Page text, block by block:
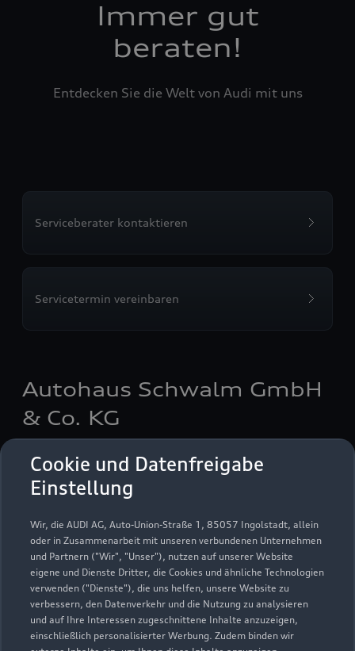
Cookie und Datenfreigabe
Einstellung
Wir, die AUDI AG, Auto-Union-Straße 1, 85057 Ingolstadt, allein
oder in Zusammenarbeit mit unseren verbundenen Unternehmen
und Partnern ("Wir", "Unser"), nutzen auf unserer Website
eigene und Dienste Dritter, die Cookies und ähnliche Technologien
verwenden ("Dienste"), die uns helfen, unsere Website zu
verbessern, den Datenverkehr und die Nutzung zu analysieren
und auf Ihre Interessen zugeschnittene Inhalte anzuzeigen,
einschließlich personalisierter Werbung. Zudem binden wir
Immer gut
beraten!
Entdecken Sie die Welt von Audi mit uns
Serviceberater kontaktieren
Servicetermin vereinbaren
Autohaus Schwalm GmbH
& Co. KG